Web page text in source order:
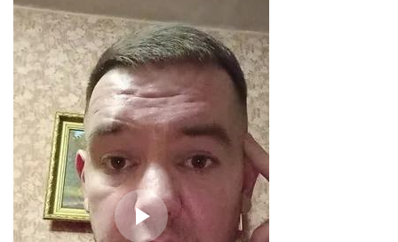
ChatApp
online
Мессенджеры